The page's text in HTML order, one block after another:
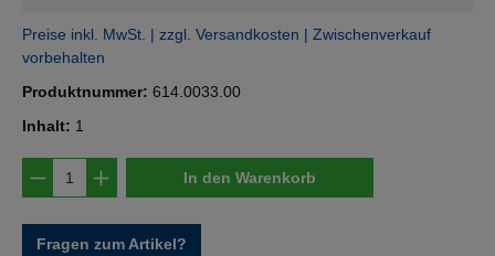
Preise inkl. MwSt. | zzgl. Versandkosten | Zwischenverkauf
vorbehalten
Produktnummer: 614.0033.00
Inhalt: 1
Produkt Anzahl: Gib den gewünschten
In den Warenkorb
Fragen zum Artikel?